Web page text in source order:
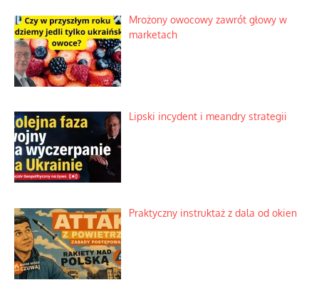
Mrożony owocowy zawrót głowy w
marketach
Lipski incydent i meandry strategii
Praktyczny instruktaż z dala od okien